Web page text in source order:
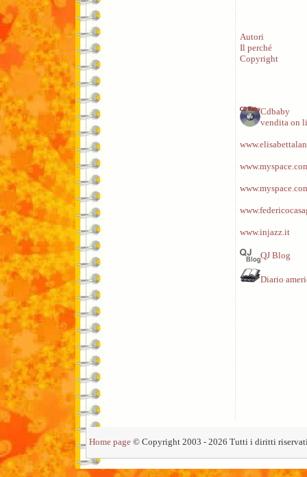
Autori
Il perché
Copyright
Cdbaby
vendita on
www.injazz.it
QJ Blog
Diario
Home page © Copyright 2003 - 2026 Tutti i diritti